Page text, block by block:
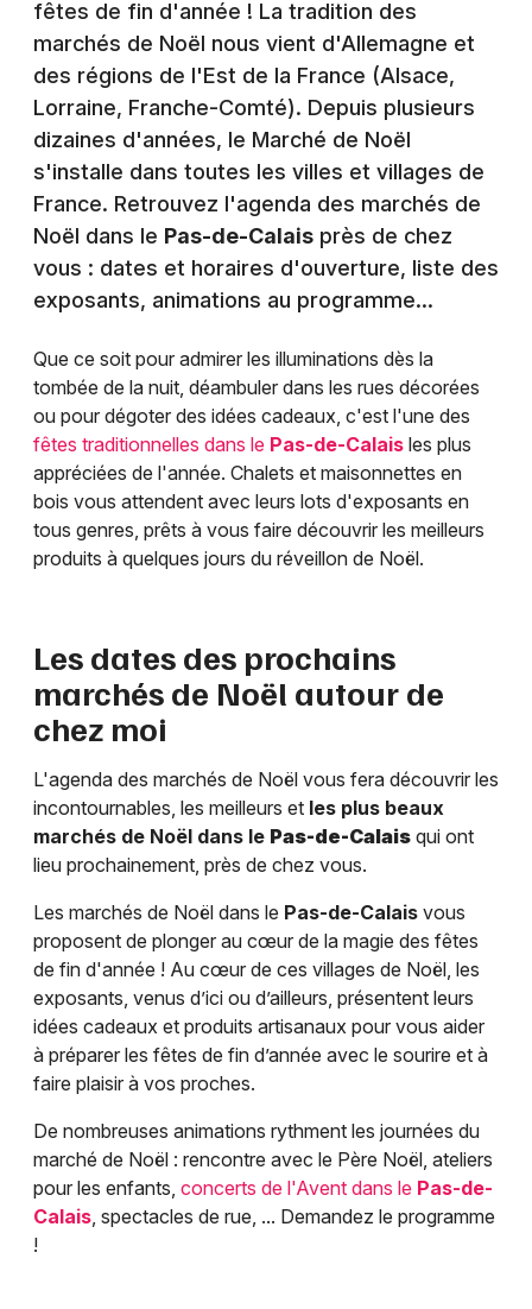
fêtes de fin d'année ! La tradition des
marchés de Noël nous vient d'Allemagne et
des régions de l'Est de la France (Alsace,
Lorraine, Franche-Comté). Depuis plusieurs
dizaines d'années, le Marché de Noël
s'installe dans toutes les villes et villages de
France. Retrouvez l'agenda des marchés de
Noël dans le Pas-de-Calais près de chez
vous : dates et horaires d'ouverture, liste des
exposants, animations au programme...
Que ce soit pour admirer les illuminations dès la
tombée de la nuit, déambuler dans les rues décorées
ou pour dégoter des idées cadeaux, c'est l'une des
fêtes traditionnelles dans le Pas-de-Calais les plus
appréciées de l'année. Chalets et maisonnettes en
bois vous attendent avec leurs lots d'exposants en
tous genres, prêts à vous faire découvrir les meilleurs
produits à quelques jours du réveillon de Noël.
Les dates des prochains
marchés de Noël autour de
chez moi
L'agenda des marchés de Noël vous fera découvrir les
incontournables, les meilleurs et les plus beaux
marchés de Noël dans le Pas-de-Calais qui ont
lieu prochainement, près de chez vous.
Les marchés de Noël dans le Pas-de-Calais vous
proposent de plonger au cœur de la magie des fêtes
de fin d'année ! Au cœur de ces villages de Noël, les
exposants, venus d’ici ou d’ailleurs, présentent leurs
idées cadeaux et produits artisanaux pour vous aider
à préparer les fêtes de fin d’année avec le sourire et à
faire plaisir à vos proches.
De nombreuses animations rythment les journées du
marché de Noël : rencontre avec le Père Noël, ateliers
pour les enfants, concerts de l'Avent dans le Pas-de-
Calais, spectacles de rue, ... Demandez le programme
!